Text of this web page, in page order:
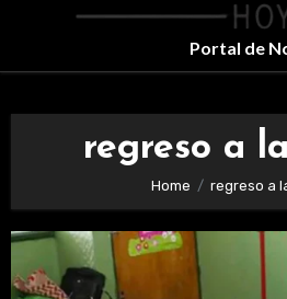
Portal de
regreso a
Home regreso a